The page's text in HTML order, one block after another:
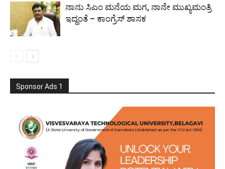
ನಾನು ಸಿಎಂ ಮನೆಯ ಮಗ, ನಾನೇ ಮುಖ್ಯಮಂತ್ರಿ
ಇದ್ದಂತೆ – ಕಾಂಗ್ರೆಸ್ ಶಾಸಕ
Sponsor Ads 1